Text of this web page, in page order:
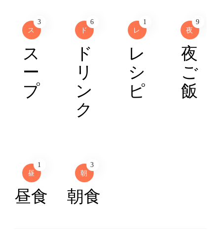
ス
3
ス
ー
プ
ド
6
ド
リ
ン
ク
レ
1
レ
シ
ピ
夜
9
夜
ご
飯
昼
1
昼食
朝
3
朝食